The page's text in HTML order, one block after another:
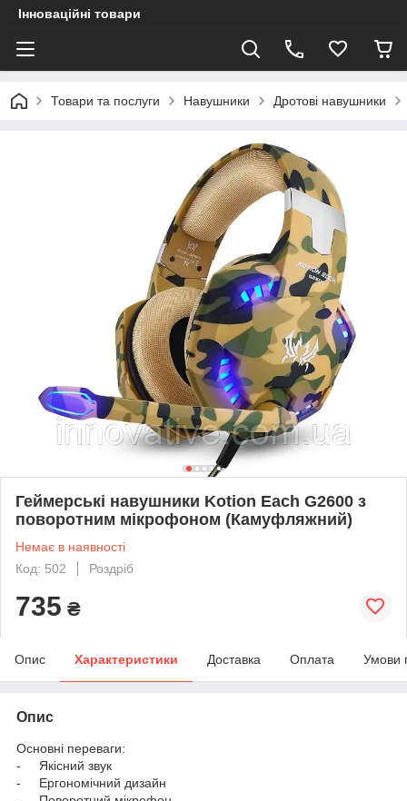
Інноваційні товари
Товари та послуги Навушники Дротові навушники
Геймерські навушники Kotion Each G2600 з
поворотним мікрофоном (Камуфляжний)
Немає в наявності
Код: 502
Роздріб
735 ₴
Опис Характеристики Доставка Оплата Умови
Опис
Основні переваги:
- Якісний звук
- Ергономічний дизайн